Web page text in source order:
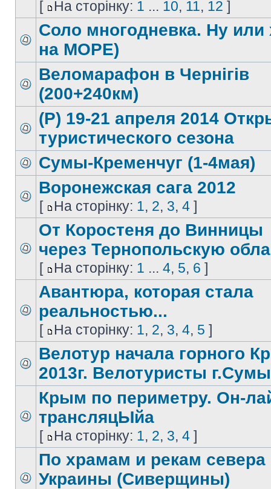
[ На сторінку: 1 ... 10, 11, 12 ]
Соло многодневка. Ну или
на МОРЕ)
Веломарафон в Чернігів
(200+240км)
(Р) 19-21 апреля 2014
туристического сезона
Сумы-Кременчуг (1-4мая)
Воронежская сага 2012
[ На сторінку: 1, 2, 3, 4 ]
От Коростеня до Винницы
через Тернопольскую
[ На сторінку: 1 ... 4, 5, 6 ]
Авантюра, которая стала
реальностью...
[ На сторінку: 1, 2, 3, 4, 5 ]
Велотур начала горного
2013г. Велотуристы
Крым по периметру. Он-
трансляцЫйа
[ На сторінку: 1, 2, 3, 4 ]
По храмам и рекам севера
Украины (Сиверщины)